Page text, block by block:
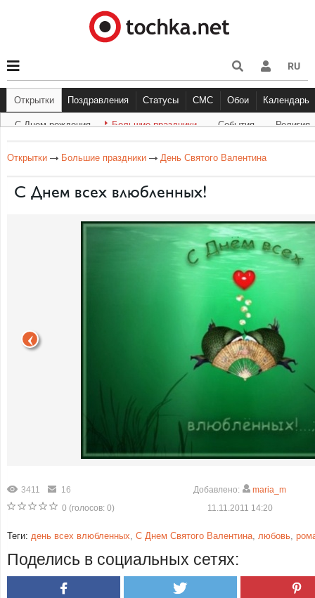
RU
Открытки Поздравления
С Днем рождения Большие праздники Cобытия
Статусы
Другое Прикольные Грустные
СМС
С Днём Рождения
Обои
Музыка
Календарь
С Днем рождения Большие праздники События Религия
Открытки Большие праздники День Святого Валентина
С Днем всех влюбленных!
3411
16
0 (голосов: 0)
Добавлено:
maria_m
11.11.2011 14:20
Теги: день всех влюбленных, С Днем Святого Валентина, любовь,
Поделись в социальных сетях: